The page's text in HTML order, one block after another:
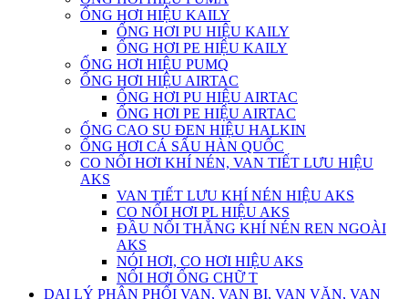
ỐNG HƠI HIỆU KAILY
ỐNG HƠI PU HIỆU KAILY
ỐNG HƠI PE HIỆU KAILY
ỐNG HƠI HIỆU PUMQ
ỐNG HƠI HIỆU AIRTAC
ỐNG HƠI PU HIỆU AIRTAC
ỐNG HƠI PE HIỆU AIRTAC
ỐNG CAO SU ĐEN HIỆU HALKIN
ỐNG HƠI CÁ SẤU HÀN QUỐC
CO NỐI HƠI KHÍ NÉN, VAN TIẾT LƯU HIỆU
AKS
VAN TIẾT LƯU KHÍ NÉN HIỆU AKS
CO NỐI HƠI PL HIỆU AKS
ĐẦU NỐI THẲNG KHÍ NÉN REN NGOÀI
AKS
NÓI HƠI, CO HƠI HIỆU AKS
NỐI HƠI ỐNG CHỮ T
DẠI LÝ PHÂN PHỐI VAN, VAN BI, VAN VẶN, VAN